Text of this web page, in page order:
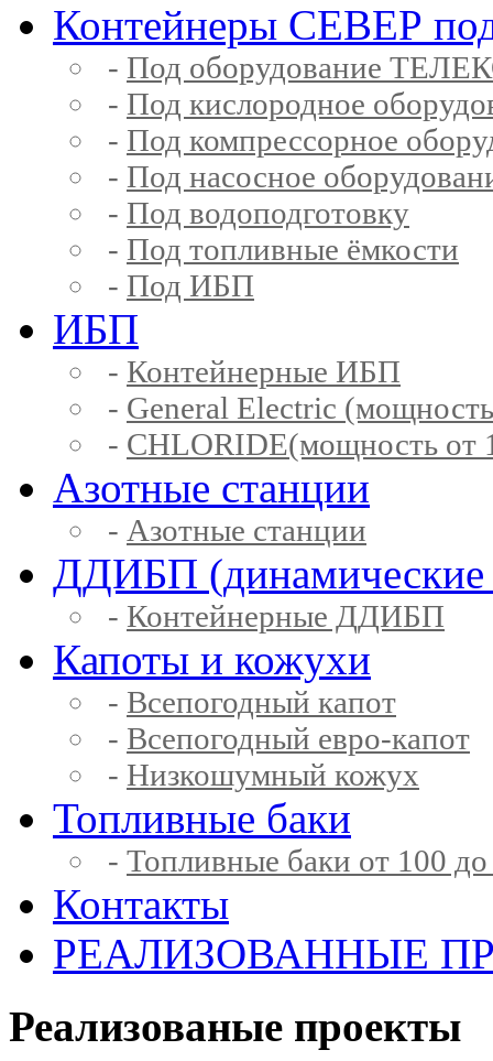
Контейнеры СЕВЕР
- Под оборудование
- Под кислородное
- Под компрессорное
- Под насосное
- Под водоподготовку
- Под топливные ёмкости
- Под ИБП
ИБП
- Контейнерные ИБП
- General Electric
- CHLORIDE(мощность от
Азотные станции
- Азотные станции
ДДИБП
- Контейнерные ДДИБП
Капоты и кожухи
- Всепогодный капот
- Всепогодный евро-капот
- Низкошумный кожух
Топливные баки
- Топливные баки от 100
Контакты
РЕАЛИЗОВАННЫЕ
Реализованые проекты